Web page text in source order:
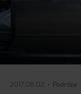
2017.08.02 • Podróże